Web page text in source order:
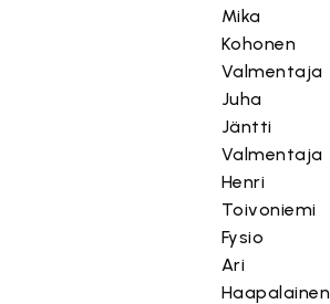
Mika
Kohonen
Valmentaja
Juha
Jäntti
Valmentaja
Henri
Toivoniemi
Fysio
Ari
Haapalainen